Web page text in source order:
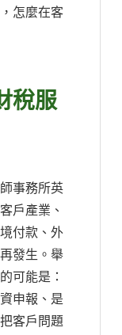
怎麼在客
稅服
事務所英
戶產業、
付款、外
發生。舉
可能是：
申報、是
客戶問題